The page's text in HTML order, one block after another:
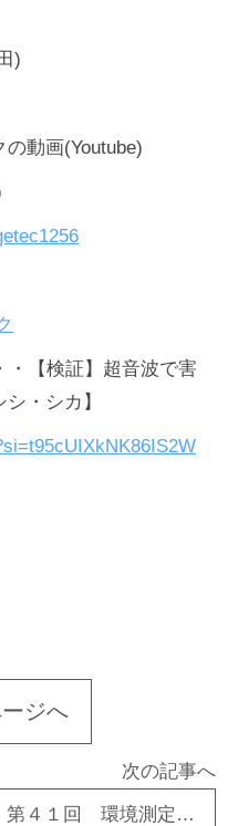
)
動画(Youtube)
・【検証】超音波で害
・シカ】
ジへ
次の記事へ
第４１回 環境測定技術事例発表会（大阪） 出展のお知らせ